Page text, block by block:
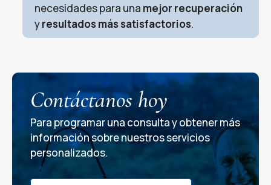
necesidades para una mejor recuperación
yresultados más satisfactorios.
Contáctanos hoy
Para programar una consulta y obtener más
información sobre nuestros servicios
personalizados.